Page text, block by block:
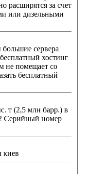
расширятся за счет
или дизельными
сервера
не помещает со
т (2,5 млн барр.) в
дворец спорта Концерты киев Концерты киев